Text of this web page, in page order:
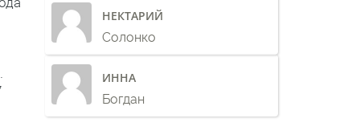
НЕКТАРИЙ
Солонко
ИННА
Богдан